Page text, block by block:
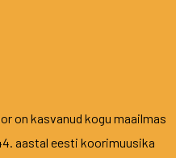
on kasvanud kogu maailmas
aastal eesti koorimuusika